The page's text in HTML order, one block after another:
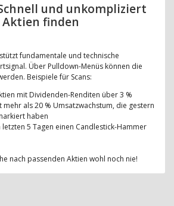
und unkompliziert
Aktien finden
fundamentale und technische
Über Pulldown-Menüs können die
Beispiele für Scans:
mit Dividenden-Renditen über 3 %
mehr als 20 % Umsatzwachstum, die gestern
haben
5 Tagen einen Candlestick-Hammer
nach passenden Aktien wohl noch nie!